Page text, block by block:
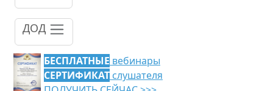
ДОД
БЕСПЛАТНЫЕ вебинары
СЕРТИФИКАТ слушателя